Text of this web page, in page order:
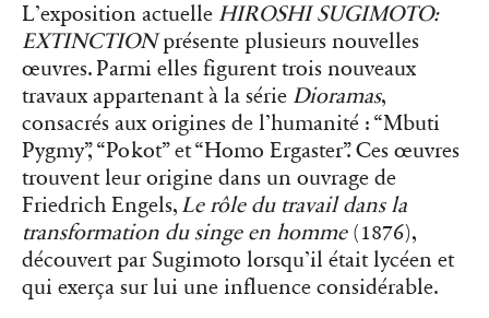
L’exposition actuelle HIROSHI SUGIMOTO:
EXTINCTIONprésente plusieurs nouvelles
œuvres. Parmi elles figurent trois nouveaux
travaux appartenant à la série Dioramas,
consacrés aux origines de l’humanité : “Mbuti
Pygmy”, “Pokot”et “Homo Ergaster”. Ces œuvres
trouvent leur origine dans un ouvrage de
Friedrich Engels, Le rôle du travail dans la
transformation du singe en homme(1876),
découvert par Sugimoto lorsqu’il était lycéen et
qui exerça sur lui une influence considérable.